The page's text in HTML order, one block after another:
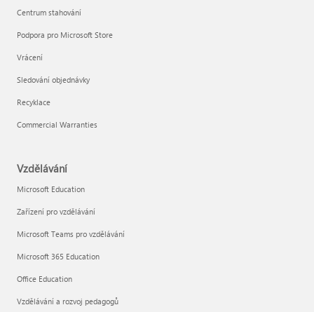
Centrum stahování
Podpora pro Microsoft Store
Vrácení
Sledování objednávky
Recyklace
Commercial Warranties
Vzdělávání
Microsoft Education
Zařízení pro vzdělávání
Microsoft Teams pro vzdělávání
Microsoft 365 Education
Office Education
Vzdělávání a rozvoj pedagogů